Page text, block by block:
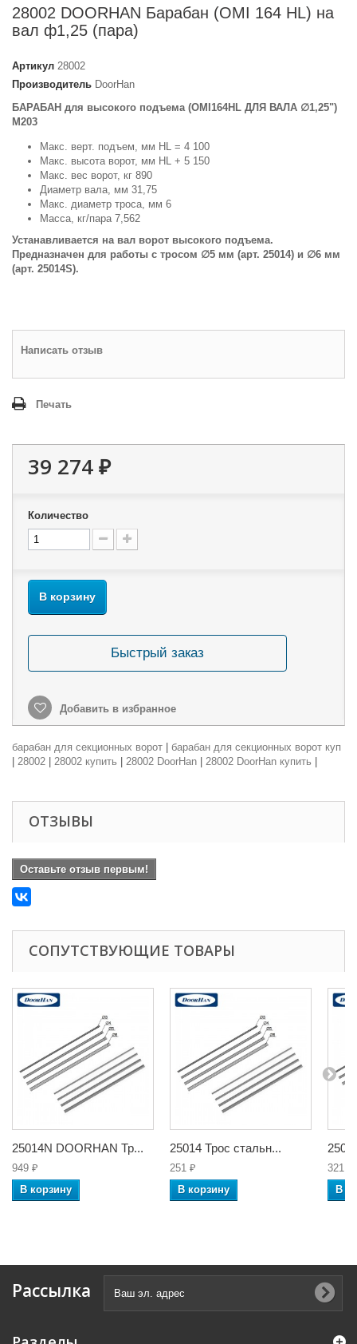
28002 DOORHAN Барабан (OMI 164 HL) на
вал ф1,25 (пара)
Артикул 28002
Производитель DoorHan
БАРАБАН для высокого подъема (OMI164HL ДЛЯ ВАЛА ∅1,25")
М203
Макс. верт. подъем, мм HL = 4 100
Макс. высота ворот, мм HL + 5 150
Макс. вес ворот, кг 890
Диаметр вала, мм 31,75
Макс. диаметр троса, мм 6
Масса, кг/пара 7,562
Устанавливается на вал ворот высокого подъема.
Предназначен для работы с тросом ∅5 мм (арт. 25014) и ∅6 мм
(арт. 25014S).
Написать отзыв
Печать
39 274 ₽
Количество
В корзину
Быстрый заказ
Добавить в избранное
барабан для секционных ворот
барабан для секционных ворот куп
28002 28002 купить 28002 DoorHan 28002 DoorHan купить
ОТЗЫВЫ
Оставьте отзыв первым!
СОПУТСТВУЮЩИЕ ТОВАРЫ
25014N DOORHAN Тр...
949 ₽
В корзину
25014 Трос стальн...
251 ₽
В корзину
321 ₽
В
Рассылка